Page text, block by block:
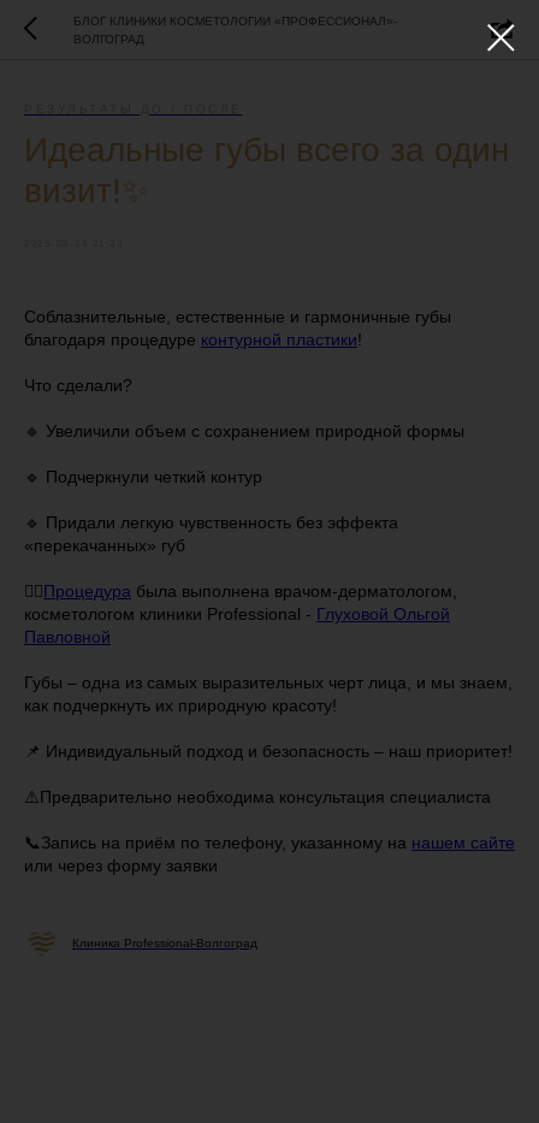
БЛОГ КЛИНИКИ КОСМЕТОЛОГИИ «ПРОФЕССИОНАЛ»-
ВОЛГОГРАД
Идеальные губы всего за один
визит!✨
Соблазнительные, естественные и гармоничные губы
благодаря процедуре контурной пластики!
Что сделали?
🔹 Увеличили объем с сохранением природной формы
🔹 Подчеркнули четкий контур
🔹 Придали легкую чувственность без эффекта
«перекачанных» губ
👩‍⚕️Процедура была выполнена врачом-дерматологом,
косметологом клиники Professional - Глуховой Ольгой
Павловной
Губы – одна из самых выразительных черт лица, и мы знаем,
как подчеркнуть их природную красоту!
📌 Индивидуальный подход и безопасность – наш приоритет!
⚠️Предварительно необходима консультация специалиста
📞Запись на приём по телефону, указанному на нашем сайте
или через форму заявки
Клиника Professional-Волгоград